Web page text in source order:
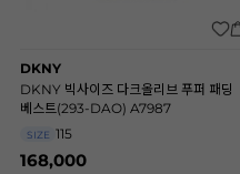
DKNY
DKNY 빅사이즈 다크올리브 푸퍼 패딩
베스트(293-DAO) A7987
SIZE 115
168,000